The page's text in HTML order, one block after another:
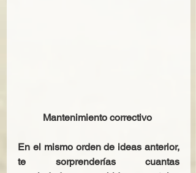
Mantenimiento correctivo
En el mismo orden de ideas anterior,
te sorprenderías cuantas